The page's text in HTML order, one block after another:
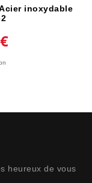
inoxydable
heureux de vous